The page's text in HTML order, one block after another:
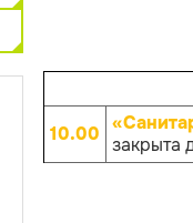
10.00 закрыта